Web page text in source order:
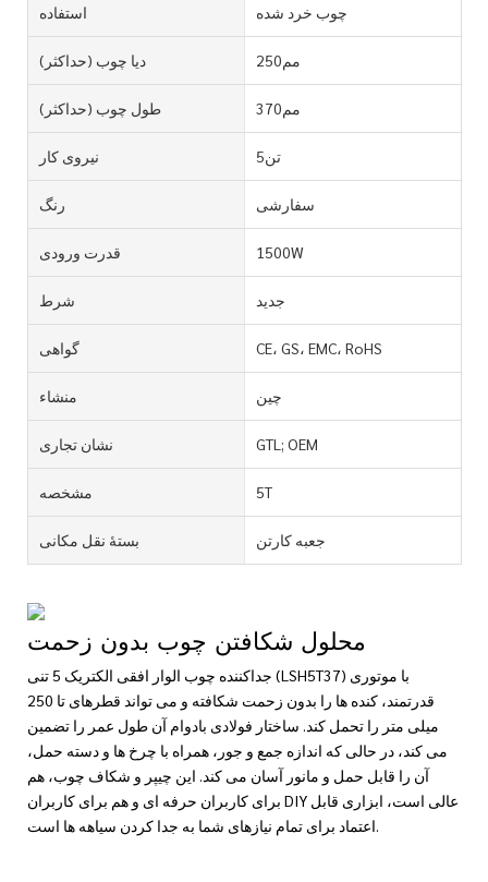
استفاده چوب خرد شده
دیا چوب (حداکثر) مم250
طول چوب (حداکثر) مم370
نیروی کار تن5
رنگ سفارشی
قدرت ورودی 1500W
شرط جدید
گواهی CE، GS، EMC، RoHS
منشاء چین
نشان تجاری GTL; OEM
مشخصه 5T
بستۀ نقل مکانی جعبه کارتن
جداکننده چوب الوار افقی الکتریک 5 تنی (LSH5T37) با موتوری
قدرتمند، کنده ها را بدون زحمت شکافته و می تواند قطرهای تا 250
میلی متر را تحمل کند. ساختار فولادی بادوام آن طول عمر را تضمین
می کند، در حالی که اندازه جمع و جور، همراه با چرخ ها و دسته حمل،
آن را قابل حمل و مانور آسان می کند. این چیپر و شکاف چوب، هم
برای کاربران حرفه ای و هم برای کاربران DIY عالی است، ابزاری قابل
اعتماد برای تمام نیازهای شما به جدا کردن سیاهه ها است.